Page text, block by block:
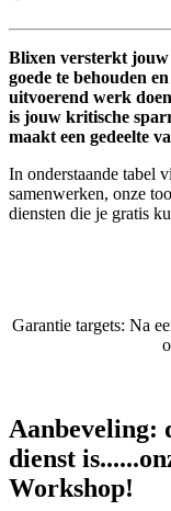
Blixen versterkt
goede te behouden
uitvoerend werk
is jouw kritische
maakt een gedeelte
In onderstaande tabel
samenwerken, onze
diensten die je gratis
Garantie targets: Na
Aanbeveling:
dienst is...
Workshop!